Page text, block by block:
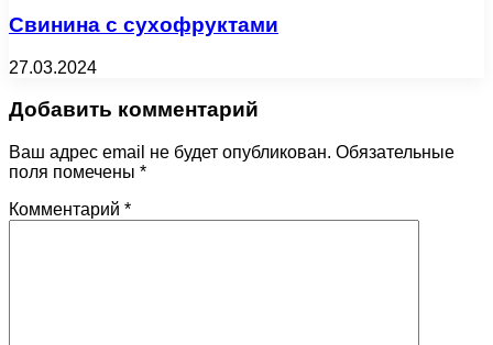
Свинина с сухофруктами
27.03.2024
Добавить комментарий
Ваш адрес email не будет опубликован. Обязательные
поля помечены *
Комментарий *